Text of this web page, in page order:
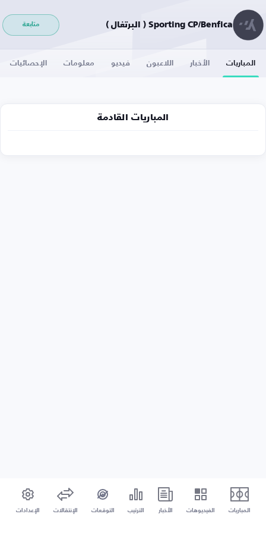
Sporting CP/Benfica ( البرتغال ) متابعة
المباريات الأخبار اللاعبون فيديو معلومات الإحصائيات
المباريات القادمة
المباريات الفيديوهات الأخبار الترتيب التوقعات الإنتقالات الإعدادات